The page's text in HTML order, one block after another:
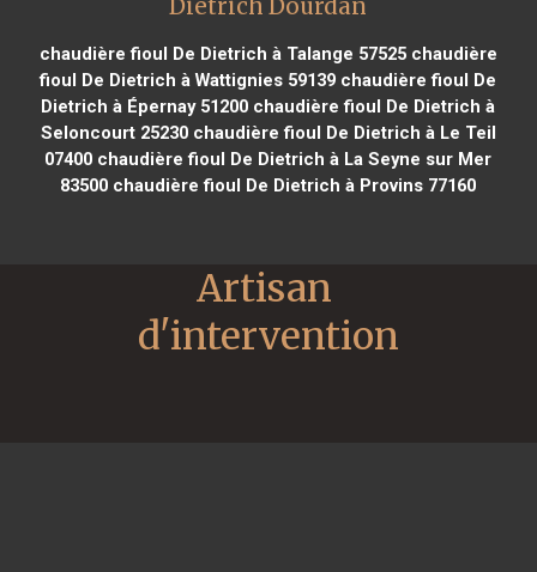
Dietrich Dourdan
chaudière fioul De Dietrich à Talange 57525chaudière
fioul De Dietrich à Wattignies 59139 chaudière fioul De
Dietrich à Épernay 51200 chaudière fioul De Dietrich à
Seloncourt 25230chaudière fioul De Dietrich à Le Teil
07400 chaudière fioul De Dietrich à La Seyne sur Mer
83500 chaudière fioul De Dietrich à Provins 77160
Artisan
d'intervention